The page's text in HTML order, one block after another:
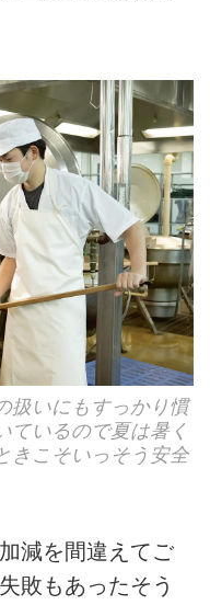
扱いにもすっかり慣
ているので夏は暑く
きこそいっそう安全
減を間違えてご
敗もあったそう